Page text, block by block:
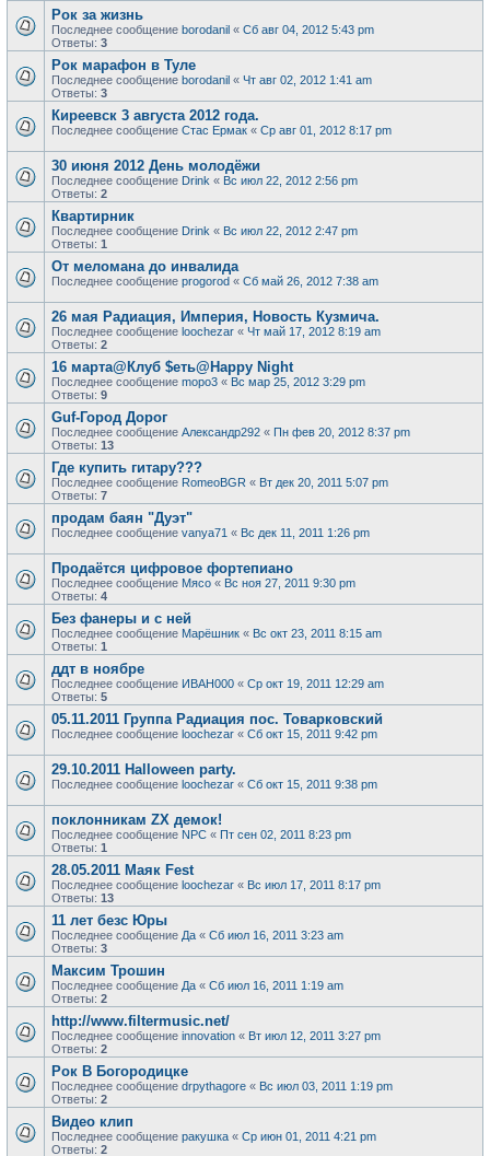
Рок за жизнь
Последнее сообщение borodanil « Сб авг 04, 2012 5:43 pm
Ответы: 3
Рок марафон в Туле
Последнее сообщение borodanil « Чт авг 02, 2012 1:41 am
Ответы: 3
Киреевск 3 августа 2012 года.
Последнее сообщение Стас Ермак « Ср авг 01, 2012 8:17 pm
30 июня 2012 День молодёжи
Последнее сообщение Drink « Вс июл 22, 2012 2:56 pm
Ответы: 2
Квартирник
Последнее сообщение Drink « Вс июл 22, 2012 2:47 pm
Ответы: 1
От меломана до инвалида
Последнее сообщение progorod « Сб май 26, 2012 7:38 am
26 мая Радиация, Империя, Новость Кузмича.
Последнее сообщение loochezar « Чт май 17, 2012 8:19 am
Ответы: 2
16 марта@Клуб $еть@Happy Night
Последнее сообщение mopo3 « Вс мар 25, 2012 3:29 pm
Ответы: 9
Guf-Город Дорог
Последнее сообщение Александр292 « Пн фев 20, 2012 8:37 pm
Ответы: 13
Где купить гитару???
Последнее сообщение RomeoBGR « Вт дек 20, 2011 5:07 pm
Ответы: 7
продам баян "Дуэт"
Последнее сообщение vanya71 « Вс дек 11, 2011 1:26 pm
Продаётся цифровое фортепиано
Последнее сообщение Мясо « Вс ноя 27, 2011 9:30 pm
Ответы: 4
Без фанеры и с ней
Последнее сообщение Марёшник « Вс окт 23, 2011 8:15 am
Ответы: 1
ддт в ноябре
Последнее сообщение ИВАН000 « Ср окт 19, 2011 12:29 am
Ответы: 5
05.11.2011 Группа Радиация пос. Товарковский
Последнее сообщение loochezar « Сб окт 15, 2011 9:42 pm
29.10.2011 Halloween party.
Последнее сообщение loochezar « Сб окт 15, 2011 9:38 pm
поклонникам ZX демок!
Последнее сообщение NPC « Пт сен 02, 2011 8:23 pm
Ответы: 1
28.05.2011 Маяк Fest
Последнее сообщение loochezar « Вс июл 17, 2011 8:17 pm
Ответы: 13
11 лет безс Юры
Последнее сообщение Да « Сб июл 16, 2011 3:23 am
Ответы: 3
Максим Трошин
Последнее сообщение Да « Сб июл 16, 2011 1:19 am
Ответы: 2
http://www.filtermusic.net/
Последнее сообщение innovation « Вт июл 12, 2011 3:27 pm
Ответы: 2
Рок В Богородицке
Последнее сообщение drpythagore « Вс июл 03, 2011 1:19 pm
Ответы: 2
Видео клип
Последнее сообщение ракушка « Ср июн 01, 2011 4:21 pm
Ответы: 2